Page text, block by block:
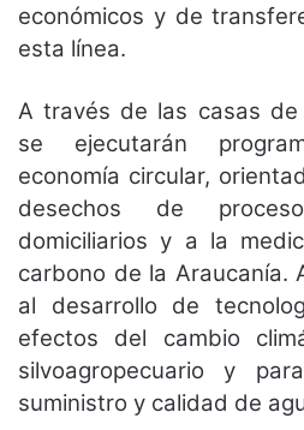
económicos y de
esta línea.
A través de las casas de
se ejecutarán
economía circular,
desechos de
domiciliarios y a la
carbono de la Araucanía.
al desarrollo de
efectos del cambio
silvoagropecuario y
suministro y calidad de